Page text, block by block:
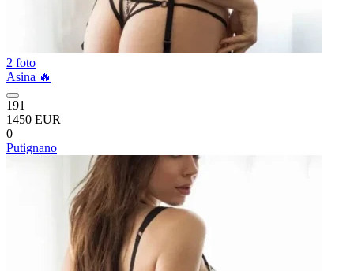
2 foto
Asina 🔥
191
1450 EUR
0
Putignano